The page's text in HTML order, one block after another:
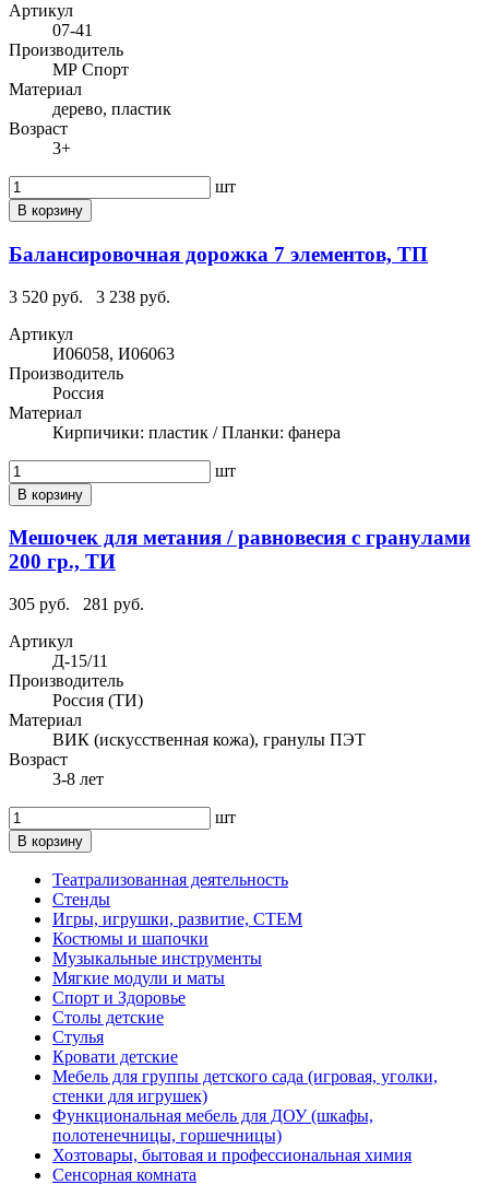
Артикул
07-41
Производитель
МР Спорт
Материал
дерево, пластик
Возраст
3+
шт
В корзину
Балансировочная дорожка 7 элементов, ТП
3 520 руб.
3 238 руб.
Артикул
И06058, И06063
Производитель
Россия
Материал
Кирпичики: пластик / Планки: фанера
шт
В корзину
Мешочек для метания / равновесия с гранулами
200 гр., ТИ
305 руб.
281 руб.
Артикул
Д-15/11
Производитель
Россия (ТИ)
Материал
ВИК (искусственная кожа), гранулы ПЭТ
Возраст
3-8 лет
шт
В корзину
Театрализованная деятельность
Стенды
Игры, игрушки, развитие, СТЕМ
Костюмы и шапочки
Музыкальные инструменты
Мягкие модули и маты
Спорт и Здоровье
Столы детские
Стулья
Кровати детские
Мебель для группы детского сада (игровая, уголки,
стенки для игрушек)
Функциональная мебель для ДОУ (шкафы,
полотенечницы, горшечницы)
Хозтовары, бытовая и профессиональная химия
Сенсорная комната